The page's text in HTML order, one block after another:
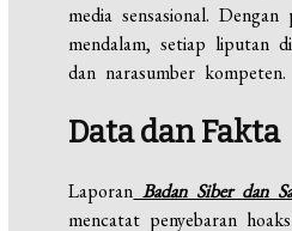
media sensasional. Dengan
mendalam, setiap liputan
dan narasumber kompeten.
Data dan Fakta
Laporan Badan Siber dan
mencatat penyebaran